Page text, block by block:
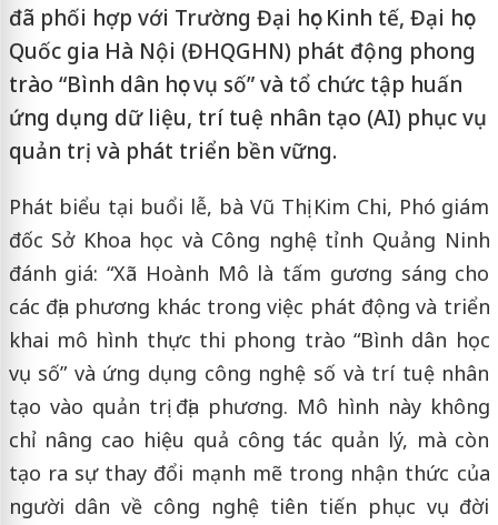
đã phối hợp với Trường Đại học Kinh tế, Đại học
Quốc gia Hà Nội (ĐHQGHN) phát động phong
trào “Bình dân học vụ số” và tổ chức tập huấn
ứng dụng dữ liệu, trí tuệ nhân tạo (AI) phục vụ
quản trị và phát triển bền vững.
Phát biểu tại buổi lễ, bà Vũ Thị Kim Chi, Phó giám
đốc Sở Khoa học và Công nghệ tỉnh Quảng Ninh
đánh giá: “Xã Hoành Mô là tấm gương sáng cho
các địa phương khác trong việc phát động và triển
khai mô hình thực thi phong trào “Bình dân học
vụ số” và ứng dụng công nghệ số và trí tuệ nhân
tạo vào quản trị địa phương. Mô hình này không
chỉ nâng cao hiệu quả công tác quản lý, mà còn
tạo ra sự thay đổi mạnh mẽ trong nhận thức của
người dân về công nghệ tiên tiến phục vụ đời